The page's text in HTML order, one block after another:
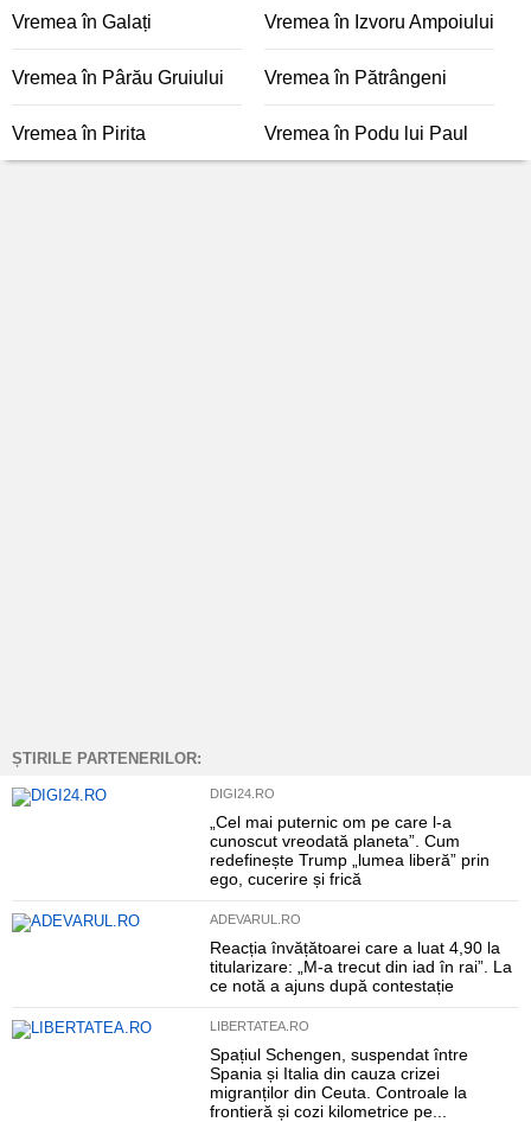
Vremea în Galați Vremea în Izvoru Ampoiului
Vremea în Pârău Gruiului Vremea în Pătrângeni
Vremea în Pirita Vremea în Podu lui Paul
ȘTIRILE PARTENERILOR:
DIGI24.RO
„Cel mai puternic om pe care l-a
cunoscut vreodată planeta”. Cum
redefinește Trump „lumea liberă” prin
ego, cucerire și frică
ADEVARUL.RO
Reacția învățătoarei care a luat 4,90 la
titularizare: „M-a trecut din iad în rai”. La
ce notă a ajuns după contestație
LIBERTATEA.RO
Spațiul Schengen, suspendat între
Spania și Italia din cauza crizei
migranților din Ceuta. Controale la
frontieră și cozi kilometrice pe...